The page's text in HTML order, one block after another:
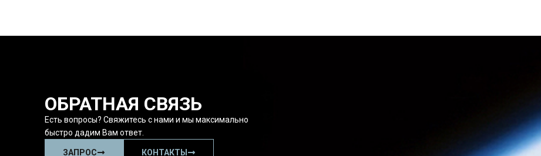
ОБРАТНАЯ СВЯЗЬ
Есть вопросы? Свяжитесь с нами и мы максимально
быстро дадим Вам ответ.
ЗАПРОС КОНТАКТЫ